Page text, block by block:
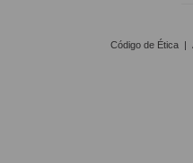
Código de Ética |